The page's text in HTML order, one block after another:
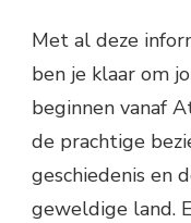
Met al deze
ben je klaar om
beginnen vanaf
de prachtige
geschiedenis en
geweldige land.